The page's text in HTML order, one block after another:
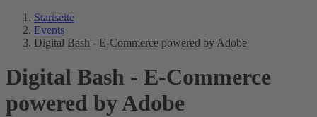
Startseite
Events
Digital Bash - E-Commerce powered by Adobe
Digital Bash - E-Commerce
powered by Adobe